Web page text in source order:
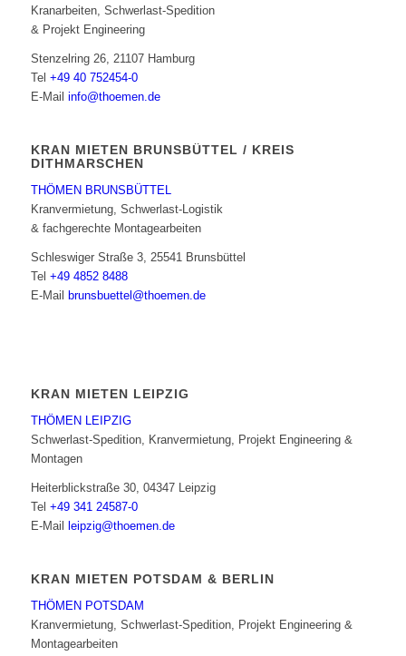
Kranarbeiten, Schwerlast-Spedition
& Projekt Engineering
Stenzelring 26, 21107 Hamburg
Tel +49 40 752454-0
E-Mail info@thoemen.de
KRAN MIETEN BRUNSBÜTTEL / KREIS
DITHMARSCHEN
THÖMEN BRUNSBÜTTEL
Kranvermietung, Schwerlast-Logistik
& fachgerechte Montagearbeiten
Schleswiger Straße 3, 25541 Brunsbüttel
Tel +49 4852 8488
E-Mail
brunsbuettel@thoemen.de
KRAN MIETEN LEIPZIG
THÖMEN LEIPZIG
Schwerlast-Spedition, Kranvermietung, Projekt Engineering &
Montagen
Heiterblickstraße 30, 04347 Leipzig
Tel +49 341 24587-0
E-Mail
leipzig@thoemen.de
KRAN MIETEN POTSDAM & BERLIN
THÖMEN POTSDAM
Kranvermietung, Schwerlast-Spedition, Projekt Engineering &
Montagearbeiten